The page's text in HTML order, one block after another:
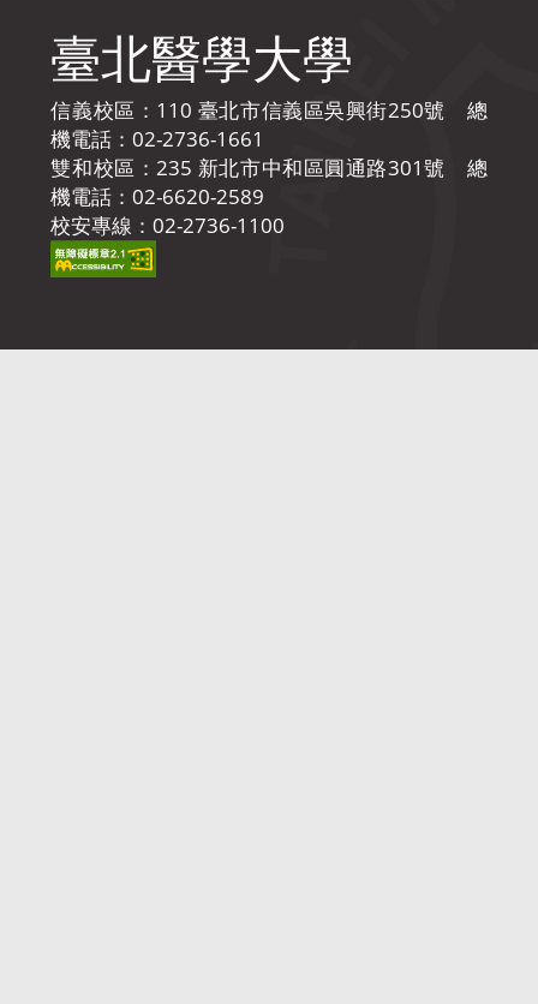
臺北醫學大學
信義校區：110 臺北市信義區吳興街250號 總
機電話：02-2736-1661
雙和校區：235 新北市中和區圓通路301號 總
機電話：02-6620-2589
校安專線：02-2736-1100